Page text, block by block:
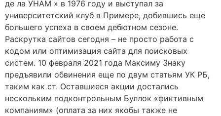
де ла УНАМ » в 1976 году и выступал за
университетский клуб в Примере, добившись еще
большего успеха в своем дебютном сезоне.
Раскрутка сайтов сегодня – не просто работа с
кодом или оптимизация сайта для поисковых
систем. 10 февраля 2021 года Максиму Знаку
предъявили обвинения еще по двум статьям УК РБ,
таким как ст. Оставшиеся акции достались
нескольким подконтрольным Буллок «фиктивным
компаниям» (оплата за них якобы также не